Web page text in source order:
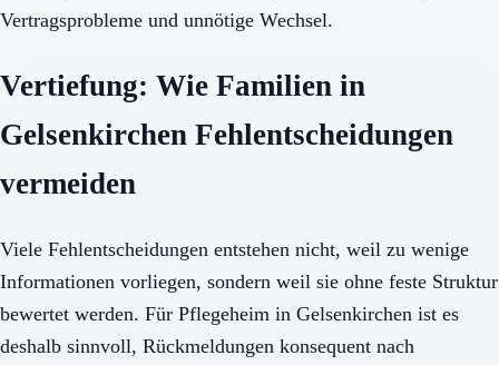
Vertragsprobleme und unnötige Wechsel.
Vertiefung: Wie Familien in
Gelsenkirchen Fehlentscheidungen
vermeiden
Viele Fehlentscheidungen entstehen nicht, weil zu wenige
Informationen vorliegen, sondern weil sie ohne feste Struktur
bewertet werden. Für Pflegeheim in Gelsenkirchen ist es
deshalb sinnvoll, Rückmeldungen konsequent nach